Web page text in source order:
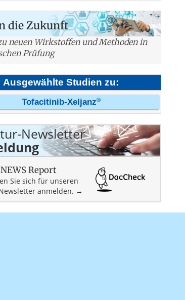
die Zukunft
neuen Wirkstoffen und Methoden in
Prüfung
Ausgewählte Studien zu:
Tofacitinib-Xeljanz®
Newsletter
Report
Sie sich für unseren
anmelden. →